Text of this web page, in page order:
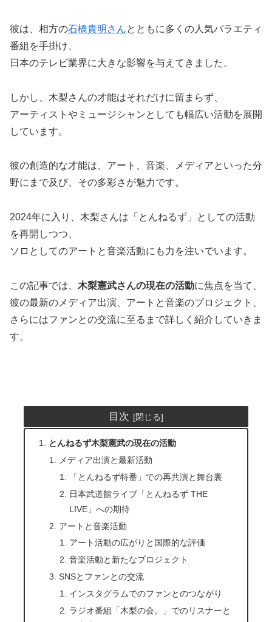
彼は、相方の石橋貴明さんとともに多くの人気バラエティ
番組を手掛け、
日本のテレビ業界に大きな影響を与えてきました。
しかし、木梨さんの才能はそれだけに留まらず、
アーティストやミュージシャンとしても幅広い活動を展開
しています。
彼の創造的な才能は、アート、音楽、メディアといった分
野にまで及び、その多彩さが魅力です。
2024年に入り、木梨さんは「とんねるず」としての活動
を再開しつつ、
ソロとしてのアートと音楽活動にも力を注いでいます。
この記事では、 木梨憲武さんの現在の活動に焦点を当て、
彼の最新のメディア出演、アートと音楽のプロジェクト、
さらにはファンとの交流に至るまで詳しく紹介していきま
す。
目次
とんねるず木梨憲武の現在の活動
メディア出演と最新活動
「とんねるず特番」での再共演と舞台裏
日本武道館ライブ「とんねるず THE
LIVE」への期待
アートと音楽活動
アート活動の広がりと国際的な評価
音楽活動と新たなプロジェクト
SNSとファンとの交流
インスタグラムでのファンとのつながり
ラジオ番組「木梨の会。」でのリスナーと